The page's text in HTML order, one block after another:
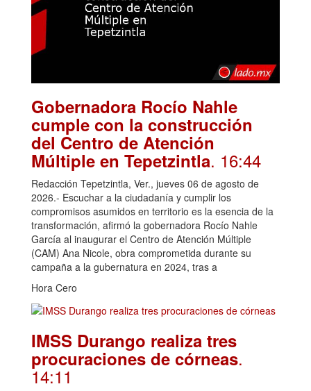
Gobernadora Rocío Nahle
cumple con la construcción
del Centro de Atención
Múltiple en Tepetzintla. 16:44
Redacción Tepetzintla, Ver., jueves 06 de agosto de
2026.- Escuchar a la ciudadanía y cumplir los
compromisos asumidos en territorio es la esencia de la
transformación, afirmó la gobernadora Rocío Nahle
García al inaugurar el Centro de Atención Múltiple
(CAM) Ana Nicole, obra comprometida durante su
campaña a la gubernatura en 2024, tras a
Hora Cero
IMSS Durango realiza tres
procuraciones de córneas.
14:11